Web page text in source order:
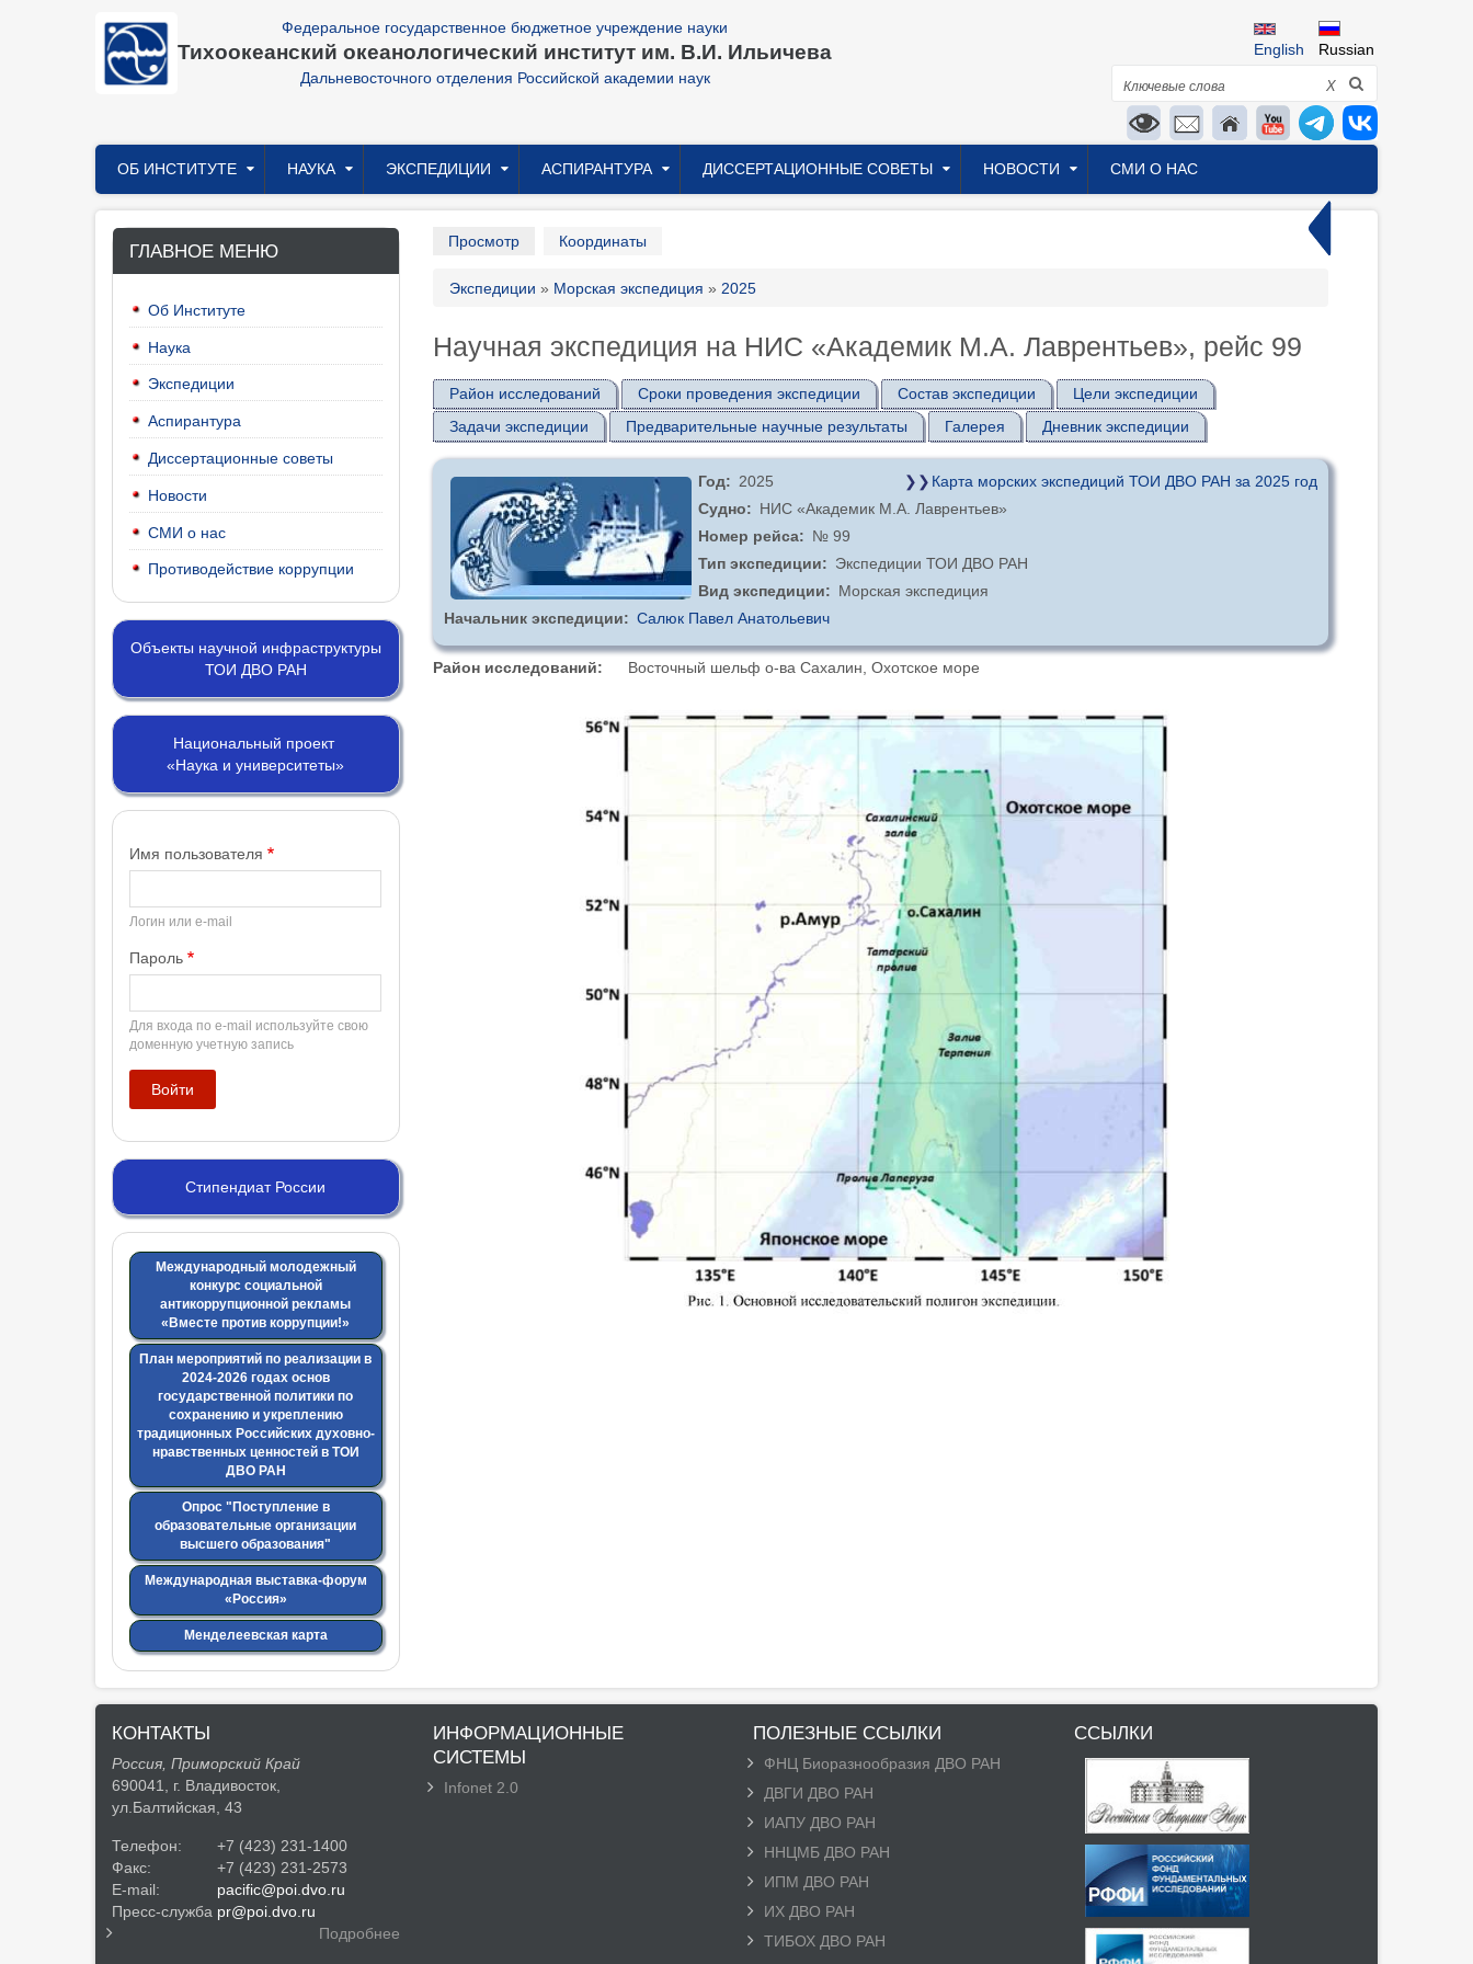
Федеральное государственное бюджетное учреждение науки
Тихоокеанский океанологический институт им. В.И. Ильичева
Дальневосточного отделения Российской академии наук
Russian
English
Поиск X
Главное
меню
ОБ ИНСТИТУТЕ НАУКА ЭКСПЕДИЦИИ АСПИРАНТУРА ДИССЕРТАЦИОННЫЕ СОВЕТЫ НОВОСТИ СМИ О НАС
ГЛАВНОЕ МЕНЮ
Об Институте
Наука
Экспедиции
Аспирантура
Диссертационные советы
Новости
СМИ о нас
Противодействие коррупции
Объекты научной инфраструктуры
ТОИ ДВО РАН
Национальный проект
«Наука и университеты»
Имя пользователя
Логин или e-mail
Пароль
Для входа по e-mail используйте свою
доменную учетную запись
Стипендиат России
Международный молодежный
конкурс социальной
антикоррупционной рекламы
«Вместе против коррупции!»
План мероприятий по реализации в
2024-2026 годах основ
государственной политики по
сохранению и укреплению
традиционных Российских духовно-
нравственных ценностей в ТОИ
ДВО РАН
Опрос "Поступление в
образовательные организации
высшего образования"
Международная выставка-форум
«Россия»
Менделеевская карта
Primary
Просмотр Координаты
Строка
Экспедиции Морская экспедиция 2025
Научная экспедиция на НИС «Академик М.А. Лаврентьев», рейс 99
Район исследований Сроки проведения экспедиции Состав экспедиции
Цели экспедиции
Задачи экспедиции
Предварительные научные результаты Галерея Дневник экспедиции
Карта морских экспедиций ТОИ ДВО РАН за 2025 год
Год
2025
Судно
НИС «Академик М.А. Лаврентьев»
Номер рейса
№ 99
Тип экспедиции
Экспедиции ТОИ ДВО РАН
Вид экспедиции
Морская экспедиция
Начальник экспедиции
Салюк Павел Анатольевич
Район исследований Восточный шельф о-ва Сахалин, Охотское море
КОНТАКТЫ
Россия, Приморский Край
690041, г. Владивосток,
ул.Балтийская, 43
Телефон:
+7 (423) 231-1400
Факс:
+7 (423) 231-2573
E-mail:
pacific@poi.dvo.ru
Пресс-служба pr@poi.dvo.ru
Подробнее
ИНФОРМАЦИОННЫЕ
СИСТЕМЫ
Infonet 2.0
ПОЛЕЗНЫЕ ССЫЛКИ
ФНЦ Биоразнообразия ДВО РАН
ДВГИ ДВО РАН
ИАПУ ДВО РАН
ННЦМБ ДВО РАН
ИПМ ДВО РАН
ИХ ДВО РАН
ТИБОХ ДВО РАН
ССЫЛКИ